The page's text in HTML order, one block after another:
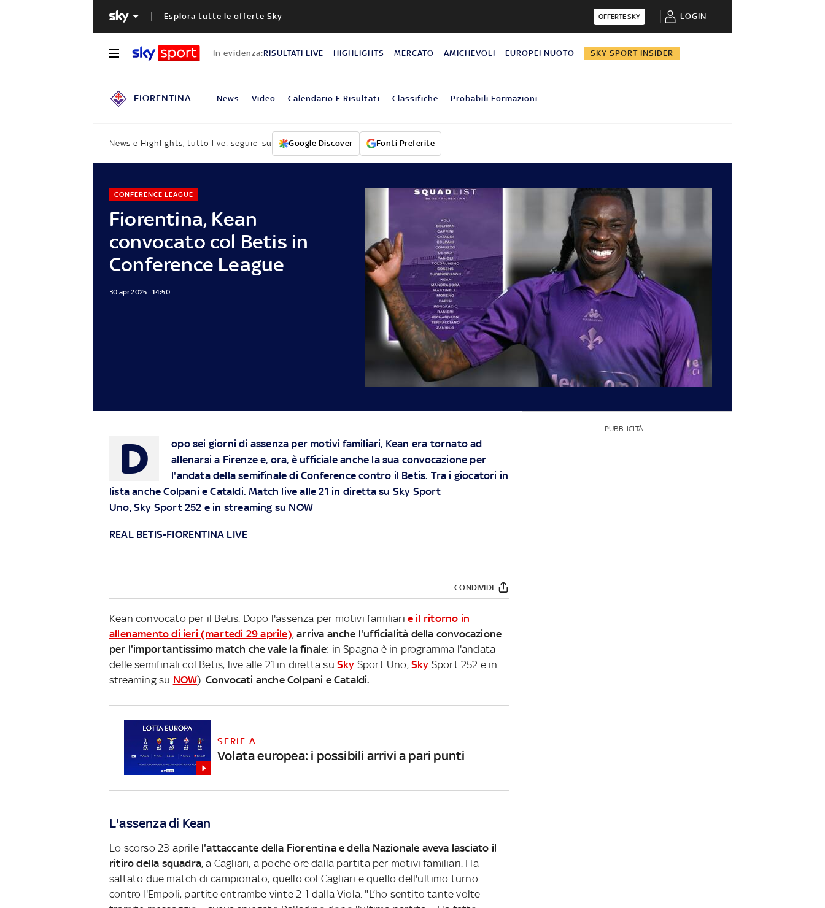
Esplora tutte le offerte Sky OFFERTE SKY LOGIN
In evidenza:RISULTATI LIVE HIGHLIGHTS MERCATO AMICHEVOLI EUROPEI NUOTO SKY SPORT INSIDER
FIORENTINA News Video Calendario E Risultati Classifiche Probabili Formazioni
News e Highlights, tutto live: seguici su Google Discover Fonti Preferite
Fiorentina, Kean
convocato col Betis in
Conference League
CONFERENCE LEAGUE
30 apr 2025 - 14:50
D
opo sei giorni di assenza per motivi familiari, Kean era tornato ad
allenarsi a Firenze e, ora, è ufficiale anche la sua convocazione per
l'andata della semifinale di Conference contro il Betis. Tra i giocatori in
lista anche Colpani e Cataldi.Match live alle 21 in diretta su Sky Sport
Uno, Sky Sport 252 e in streaming su NOW
REAL BETIS-FIORENTINA LIVE
CONDIVIDI
Kean convocato per il Betis. Dopo l'assenza per motivi familiari e il ritorno in
allenamento di ieri (martedì 29 aprile),arriva anche l'ufficialità della convocazione
per l'importantissimo match che vale la finale: in Spagna è in programma l'andata
delle semifinali col Betis, live alle 21 in diretta su Sky Sport Uno,Sky Sport 252 e in
streaming su NOW). Convocati anche Colpani e Cataldi.
SERIE A
Volata europea: i possibili arrivi a pari punti
L'assenza di Kean
Lo scorso 23 aprilel'attaccante della Fiorentina e della Nazionale aveva lasciato il
ritiro della squadra, a Cagliari, a poche ore dalla partita per motivi familiari. Ha
saltato due match di campionato, quello col Cagliari e quello dell'ultimo turno
contro l'Empoli, partite entrambe vinte 2-1 dalla Viola. "L’ho sentito tante volte
PUBBLICITÀ